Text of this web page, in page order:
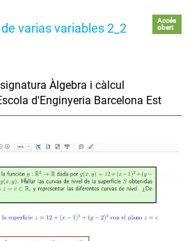
varias variables 2_2
Accés
obert
Àlgebra i càlcul
d'Enginyeria Barcelona Est